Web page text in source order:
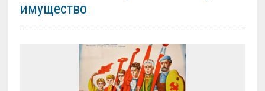
имущество